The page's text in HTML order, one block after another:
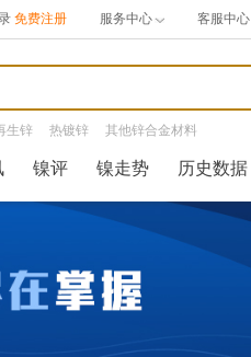
免费注册 服务中心 客服中心
生锌 热镀锌 其他锌合金材料
镍评 镍走势 历史数据